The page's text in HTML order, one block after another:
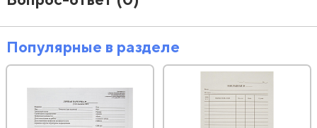
Популярные в разделе